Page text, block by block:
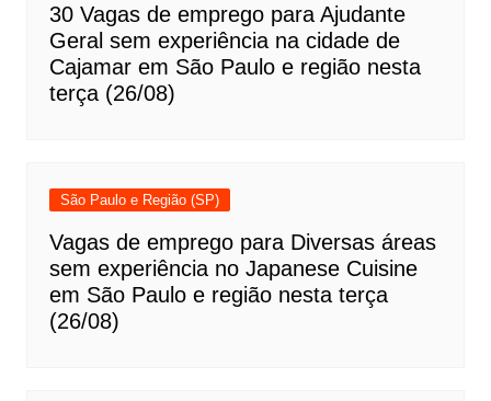
30 Vagas de emprego para Ajudante
Geral sem experiência na cidade de
Cajamar em São Paulo e região nesta
terça (26/08)
São Paulo e Região (SP)
Vagas de emprego para Diversas áreas
sem experiência no Japanese Cuisine
em São Paulo e região nesta terça
(26/08)